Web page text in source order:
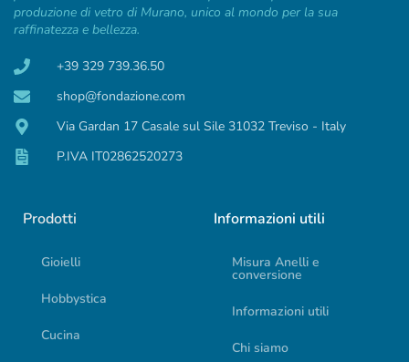
produzione di vetro di Murano, unico al mondo per la sua
raffinatezza e bellezza.
+39 329 739.36.50
shop@fondazione.com
Via Gardan 17 Casale sul Sile 31032 Treviso - Italy
P.IVA IT02862520273
Prodotti
Gioielli
Hobbystica
Cucina
Informazioni utili
Misura Anelli e
conversione
Informazioni utili
Chi siamo